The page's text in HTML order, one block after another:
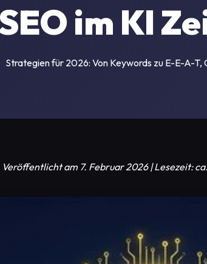
im KI
Strategien für 2026: Von Keywords zu E-E-A-T,
Veröffentlicht am 7. Februar 2026 | Lesezeit: